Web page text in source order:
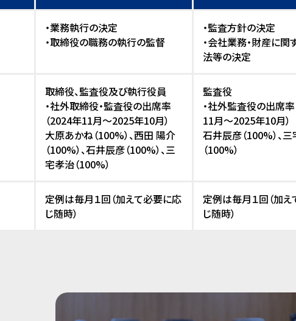
・業務執行の決定
・取締役の職務の執行の監督
・監査方針の決定
・会社業務・財産に関
法等の決定
取締役、監査役及び執行役員
・社外取締役・監査役の出席率
（2024年11月～2025年10月）
大原あかね（100%）、西田 陽介
（100%）、石井辰彦（100%）、三
宅孝治（100%）
監査役
・社外監査役の出席
11月～2025年10月）
石井辰彦（100%）、
（100%）
定例は毎月１回（加えて必要に応
じ随時）
定例は毎月１回（加
じ随時）